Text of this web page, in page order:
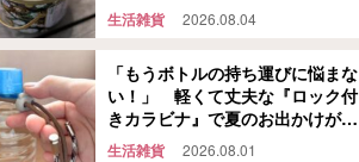
生活雑貨 2026.08.04
「もうボトルの持ち運びに悩まな
い！」 軽くて丈夫な『ロック付
きカラビナ』で夏のお出かけが快
適になる
生活雑貨 2026.08.01